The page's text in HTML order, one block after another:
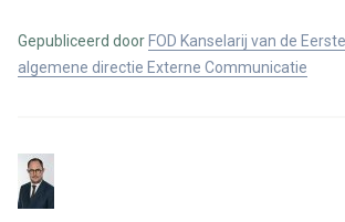
Gepubliceerd door FOD Kanselarij van de
algemene directie Externe Communicatie